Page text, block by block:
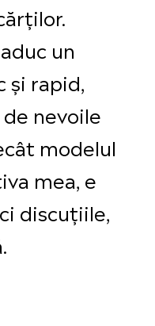
un
și rapid,
nevoile
modelul
mea, e
discuțiile,